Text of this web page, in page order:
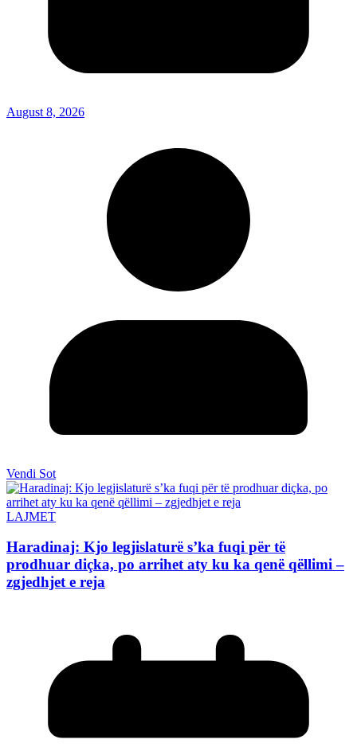
August 8, 2026
Vendi Sot
LAJMET
Haradinaj: Kjo legjislaturë s’ka fuqi për të
prodhuar diçka, po arrihet aty ku ka qenë qëllimi –
zgjedhjet e reja